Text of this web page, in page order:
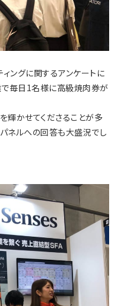
ィングに関するアンケートに
で毎日1名様に高級焼肉券が
輝かせてくださることが多
パネルへの回答も大盛況でし